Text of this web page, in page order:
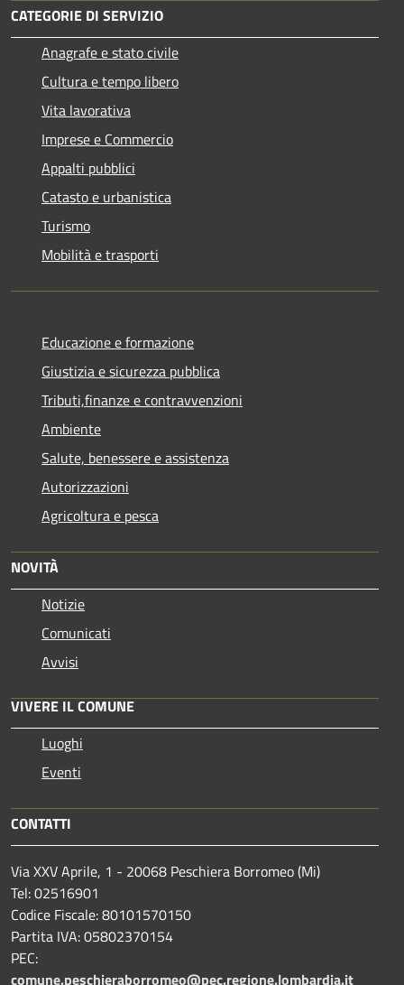
CATEGORIE DI SERVIZIO
Anagrafe e stato civile
Cultura e tempo libero
Vita lavorativa
Imprese e Commercio
Appalti pubblici
Catasto e urbanistica
Turismo
Mobilità e trasporti
Educazione e formazione
Giustizia e sicurezza pubblica
Tributi,finanze e contravvenzioni
Ambiente
Salute, benessere e assistenza
Autorizzazioni
Agricoltura e pesca
NOVITÀ
Notizie
Comunicati
Avvisi
VIVERE IL COMUNE
Luoghi
Eventi
CONTATTI
Via XXV Aprile, 1 - 20068 Peschiera Borromeo (Mi)
Tel: 02516901
Codice Fiscale: 80101570150
Partita IVA: 05802370154
PEC:
comune.peschieraborromeo@pec.regione.lombardia.it